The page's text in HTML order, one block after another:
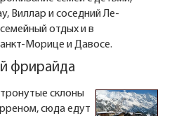
Виллар и соседний Ле-
отдых и в
Морице и Давосе.
фрирайда
склоны
сюда едут